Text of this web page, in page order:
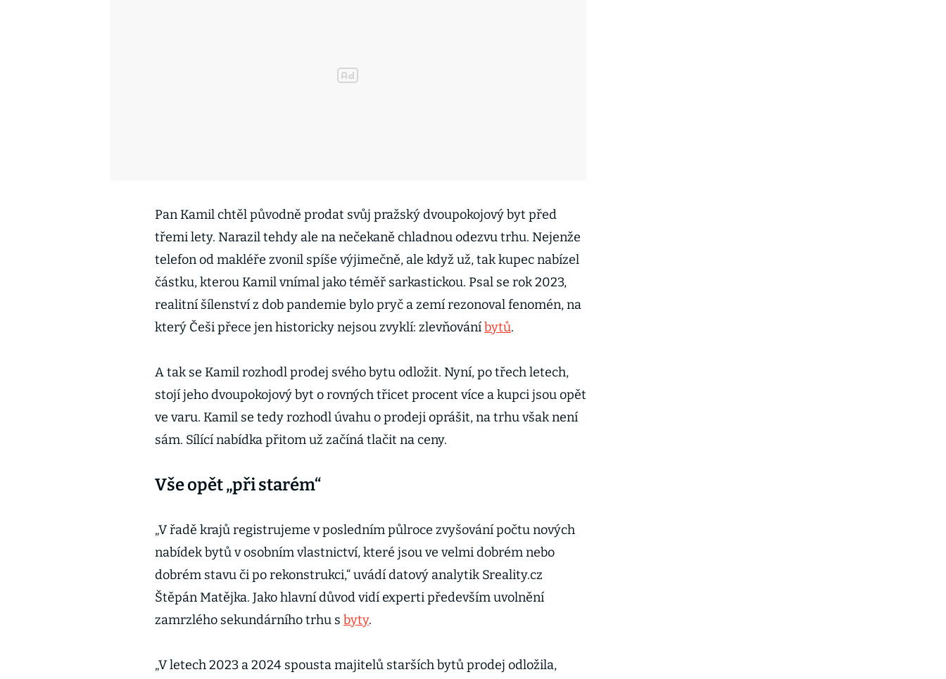
Pan Kamil chtěl původně prodat svůj pražský dvoupokojový byt před
třemi lety. Narazil tehdy ale na nečekaně chladnou odezvu trhu. Nejenže
telefon od makléře zvonil spíše výjimečně, ale když už, tak kupec nabízel
částku, kterou Kamil vnímal jako téměř sarkastickou. Psal se rok 2023,
realitní šílenství z dob pandemie bylo pryč a zemí rezonoval fenomén, na
který Češi přece jen historicky nejsou zvyklí: zlevňováníbytů.
A tak se Kamil rozhodl prodej svého bytu odložit. Nyní, po třech letech,
stojí jeho dvoupokojový byt o rovných třicet procent více a kupci jsou opět
ve varu. Kamil se tedy rozhodl úvahu o prodeji oprášit, na trhu však není
sám. Sílící nabídka přitom už začíná tlačit na ceny.
Vše opět „při starém“
„V řadě krajů registrujeme v posledním půlroce zvyšování počtu nových
nabídek bytů v osobním vlastnictví, které jsou ve velmi dobrém nebo
dobrém stavu či po rekonstrukci,“ uvádí datový analytik Sreality.cz
Štěpán Matějka. Jako hlavní důvod vidí experti především uvolnění
zamrzlého sekundárního trhu s byty.
„V letech 2023 a 2024 spousta majitelů starších bytů prodej odložila,